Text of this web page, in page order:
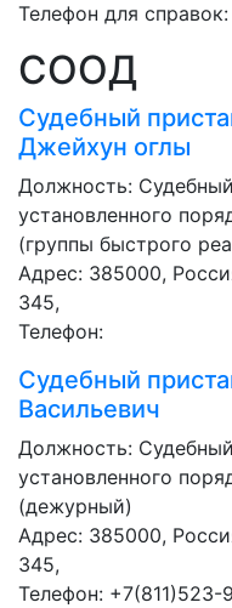
Телефон для
СООД
Судебный
Джейхун оглы
Должность:
установленного
(группы быстрого
Адрес: 385000,
345,
Телефон:
Судебный
Васильевич
Должность:
установленного
(дежурный)
Адрес: 385000,
345,
Телефон: +7(811)523-